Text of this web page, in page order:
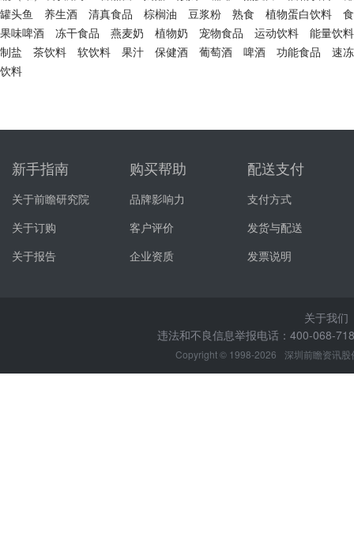
罐头鱼
养生酒 清真食品 棕榈油 豆浆粉 熟食 植物蛋白饮料
果味啤酒
冻干食品 燕麦奶 植物奶 宠物食品 运动饮料
能量饮料
制盐
茶饮料 软饮料 果汁 保健酒 葡萄酒 啤酒 功能食品
速
饮料
新手指南
关于前瞻研究院
关于订购
关于报告
购买帮助
品牌影响力
客户评价
企业资质
配送支付
支付方式
发货与配送
发票说明
关于我们
违法和不良信息举报电话：400-068-
Copyright © 1998-2026 深圳前瞻资讯股